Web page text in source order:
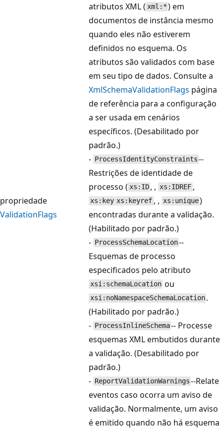
propriedade
ValidationFlags
atributos XML ( xml:* ) em
documentos de instância mesmo
quando eles não estiverem
definidos no esquema. Os
atributos são validados com base
em seu tipo de dados. Consulte a
XmlSchemaValidationFlags página
de referência para a configuração
a ser usada em cenários
específicos. (Desabilitado por
padrão.)
- ProcessIdentityConstraints --
Restrições de identidade de
processo ( xs:ID , , xs:IDREF ,
xs:key xs:keyref , , xs:unique)
encontradas durante a validação.
(Habilitado por padrão.)
- ProcessSchemaLocation--
Esquemas de processo
especificados pelo atributo
xsi:schemaLocation ou
xsi:noNamespaceSchemaLocation .
(Habilitado por padrão.)
- ProcessInlineSchema-- Processe
esquemas XML embutidos durante
a validação. (Desabilitado por
padrão.)
- ReportValidationWarnings --Relate
eventos caso ocorra um aviso de
validação. Normalmente, um aviso
é emitido quando não há esquema